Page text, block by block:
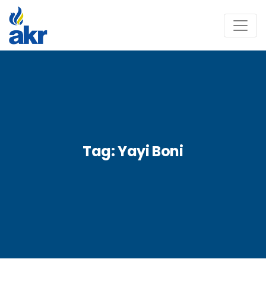
Tag:Yayi Boni